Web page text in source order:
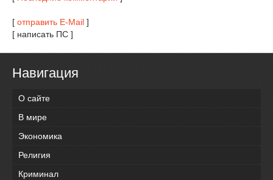
[ отправить E-Mail ]
[ написать ПС ]
Навигация
О сайте
В мире
Экономика
Религия
Криминал